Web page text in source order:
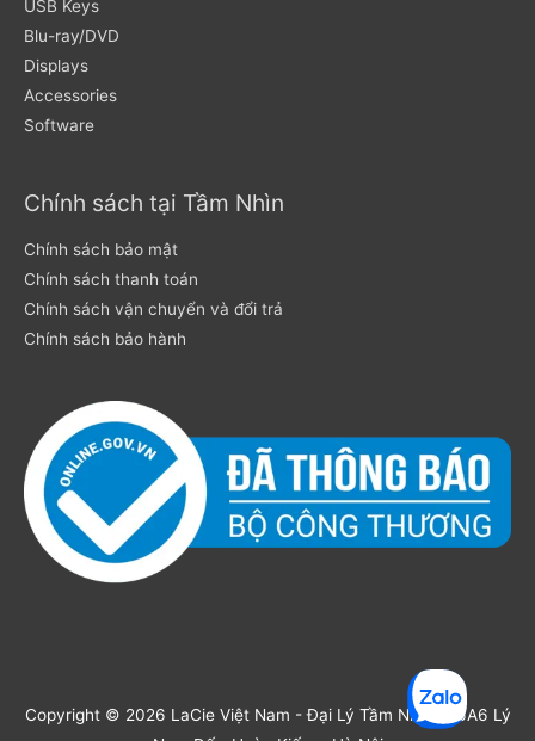
USB Keys
Blu-ray/DVD
Displays
Accessories
Software
Chính sách tại Tầm Nhìn
Chính sách bảo mật
Chính sách thanh toán
Chính sách vận chuyển và đổi trả
Chính sách bảo hành
Copyright © 2026 LaCie Việt Nam - Đại Lý Tầm Nhìn - 16A6 Lý